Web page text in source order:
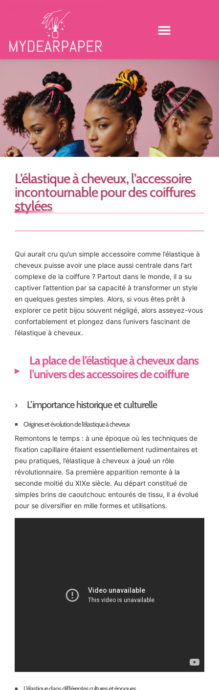
L’élastique à cheveux, l’accessoire
incontournable pour des coiffures
stylées
Qui aurait cru qu’un simple accessoire comme l’élastique à
cheveux puisse avoir une place aussi centrale dans l’art
complexe de la coiffure ? Partout dans le monde, il a su
captiver l’attention par sa capacité à transformer un style
en quelques gestes simples. Alors, si vous êtes prêt à
explorer ce petit bijou souvent négligé, alors asseyez-vous
confortablement et plongez dans l’univers fascinant de
l’élastique à cheveux.
La place de l’élastique à cheveux dans
l’univers des accessoires de coiffure
L’importance historique et culturelle
Origines et évolution de l’élastique à cheveux
Remontons le temps : à une époque où les techniques de
fixation capillaire étaient essentiellement rudimentaires et
peu pratiques, l’élastique à cheveux a joué un rôle
révolutionnaire. Sa première apparition remonte à la
seconde moitié du XIXe siècle. Au départ constitué de
simples brins de caoutchouc entourés de tissu, il a évolué
pour se diversifier en mille formes et utilisations.